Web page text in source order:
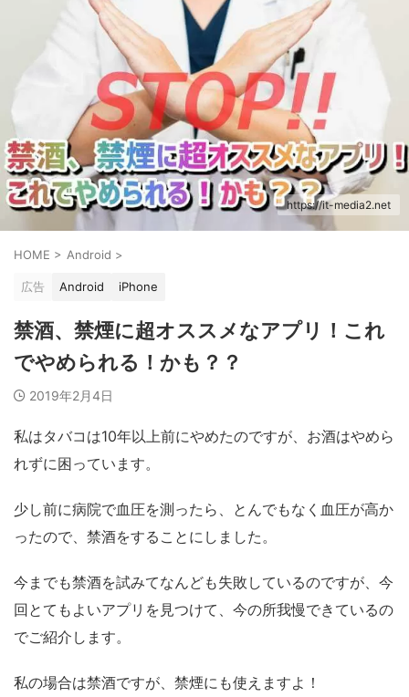
https://it-media2.net
HOME > Android >
広告 Android iPhone
禁酒、禁煙に超オススメなアプリ！これ
でやめられる！かも？？
2019年2月4日
私はタバコは10年以上前にやめたのですが、お酒はやめら
れずに困っています。
少し前に病院で血圧を測ったら、とんでもなく血圧が高か
ったので、禁酒をすることにしました。
今までも禁酒を試みてなんども失敗しているのですが、今
回とてもよいアプリを見つけて、今の所我慢できているの
でご紹介します。
私の場合は禁酒ですが、禁煙にも使えますよ！